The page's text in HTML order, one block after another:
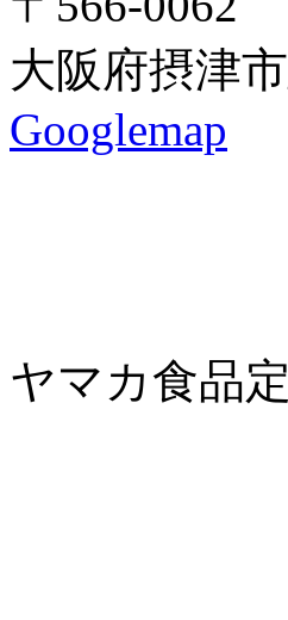
大阪府摂津
Googlemap
ヤマカ食品